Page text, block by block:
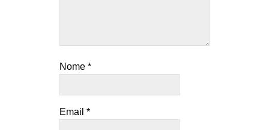
Nome *
Email *